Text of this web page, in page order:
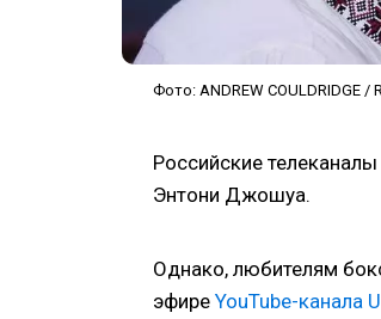
Фото: ANDREW COULDRIDGE /
Российские
Энтони Джошуа.
Однако, любителям
эфире YouTube-канала